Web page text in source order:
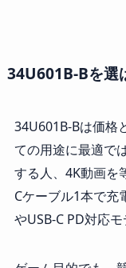
34U601B-Bを選
34U601B-Bは価格
ての用途に最適で
する人、4K動画を
Cケーブル1本で充
やUSB-C PD対応